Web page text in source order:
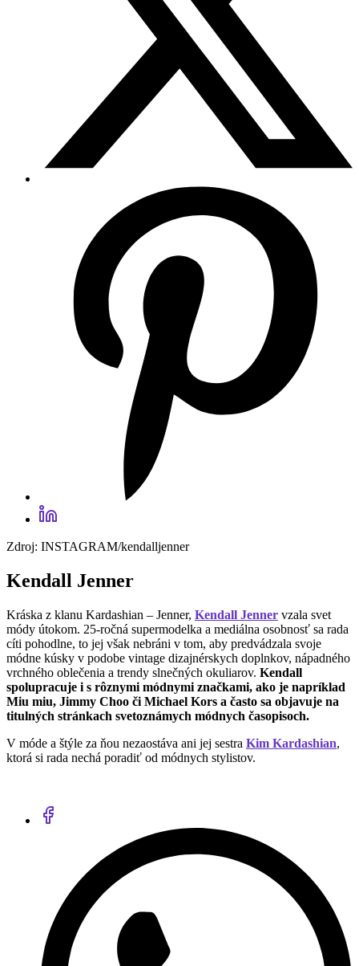
Zdroj: INSTAGRAM/kendalljenner
Kendall Jenner
Kráska z klanu Kardashian – Jenner, Kendall Jenner vzala svet
módy útokom. 25-ročná supermodelka a mediálna osobnosť sa rada
cíti pohodlne, to jej však nebráni v tom, aby predvádzala svoje
módne kúsky v podobe vintage dizajnérskych doplnkov, nápadného
vrchného oblečenia a trendy slnečných okuliarov. Kendall
spolupracuje i s rôznymi módnymi značkami, ako je napríklad
Miu miu, Jimmy Choo či Michael Kors a často sa objavuje na
titulných stránkach svetoznámych módnych časopisoch.
V móde a štýle za ňou nezaostáva ani jej sestra Kim Kardashian,
ktorá si rada nechá poradiť od módnych stylistov.